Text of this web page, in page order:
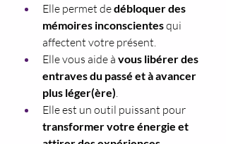
Elle permet de débloquer des
mémoires inconscientes qui
affectent votre présent.
Elle vous aide à vous libérer des
entraves du passé et à avancer
plus léger(ère)
Elle est un outil puissant pour
transformer votre énergie et